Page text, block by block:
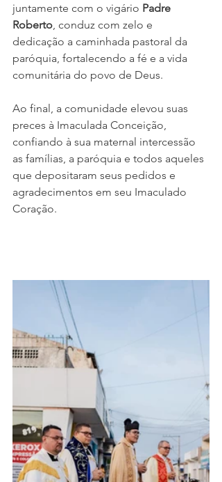
juntamente com o vigário Padre
Roberto , conduz com zelo e
dedicação a caminhada pastoral da
paróquia, fortalecendo a fé e a vida
comunitária do povo de Deus.
Ao final, a comunidade elevou suas
preces à Imaculada Conceição,
confiando à sua maternal intercessão
as famílias, a paróquia e todos aqueles
que depositaram seus pedidos e
agradecimentos em seu Imaculado
Coração.